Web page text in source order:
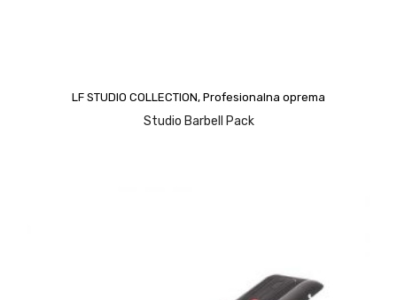
LF STUDIO COLLECTION, Profesionalna oprema
Studio Barbell Pack